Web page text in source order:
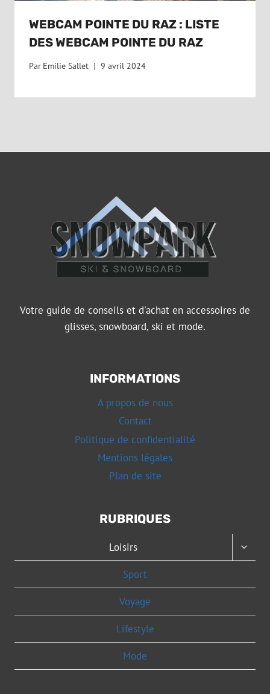
WEBCAM POINTE DU RAZ : LISTE
DES WEBCAM POINTE DU RAZ
Par Emilie Sallet 9 avril 2024
Votre guide de conseils et d'achat en accessoires de
glisses, snowboard, ski et mode.
INFORMATIONS
A propos de nous
Contact
Politique de confidentialité
Mentions légales
Plan de site
RUBRIQUES
Loisirs
Sport
Voyage
Lifestyle
Mode